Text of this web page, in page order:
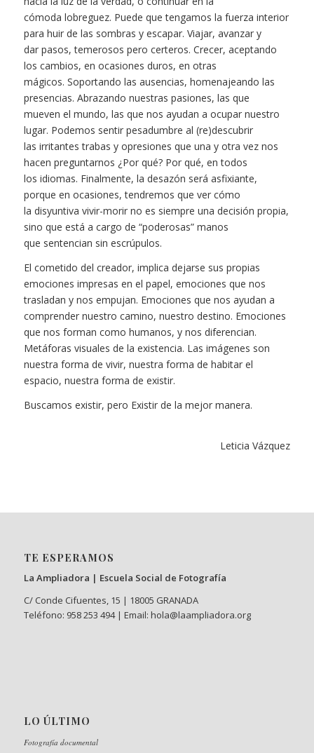
cómoda lobreguez. Puede que tengamos la fuerza interior
para huir de las sombras y escapar. Viajar, avanzar y
dar pasos, temerosos pero certeros. Crecer, aceptando
los cambios, en ocasiones duros, en otras
mágicos. Soportando las ausencias, homenajeando las
presencias. Abrazando nuestras pasiones, las que
mueven el mundo, las que nos ayudan a ocupar nuestro
lugar. Podemos sentir pesadumbre al (re)descubrir
las irritantes trabas y opresiones que una y otra vez nos
hacen preguntarnos ¿Por qué? Por qué, en todos
los idiomas. Finalmente, la desazón será asfixiante,
porque en ocasiones, tendremos que ver cómo
la disyuntiva vivir-morir no es siempre una decisión propia,
sino que está a cargo de “poderosas” manos
que sentencian sin escrúpulos.
El cometido del creador, implica dejarse sus propias
emociones impresas en el papel, emociones que nos
trasladan y nos empujan. Emociones que nos ayudan a
comprender nuestro camino, nuestro destino. Emociones
que nos forman como humanos, y nos diferencian.
Metáforas visuales de la existencia. Las imágenes son
nuestra forma de vivir, nuestra forma de habitar el
espacio, nuestra forma de existir.
Buscamos existir, pero Existir de la mejor manera.
Leticia Vázquez
TE ESPERAMOS
La Ampliadora | Escuela Social de Fotografía
C/ Conde Cifuentes, 15 | 18005 GRANADA
Teléfono: 958 253 494 | Email: hola@laampliadora.org
LO ÚLTIMO
Fotografía documental